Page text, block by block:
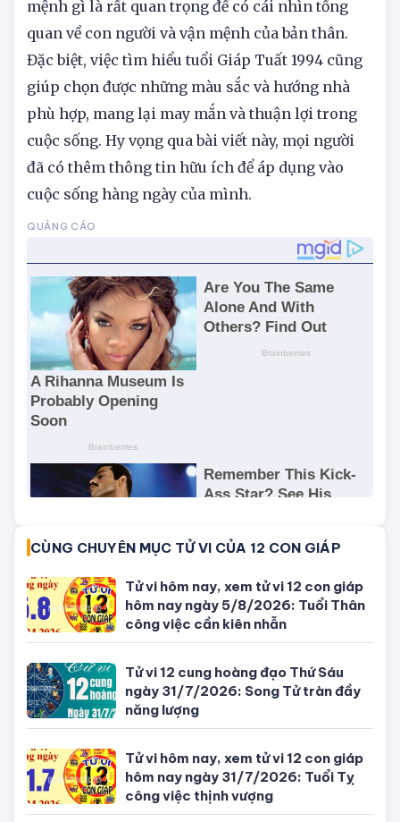
Như vậy, việc hiểu rõ về năm sinh 1994 thuộc
mệnh gì là rất quan trọng để có cái nhìn tổng
quan về con người và vận mệnh của bản thân.
Đặc biệt, việc tìm hiểu tuổi Giáp Tuất 1994 cũng
giúp chọn được những màu sắc và hướng nhà
phù hợp, mang lại may mắn và thuận lợi trong
cuộc sống. Hy vọng qua bài viết này, mọi người
đã có thêm thông tin hữu ích để áp dụng vào
cuộc sống hàng ngày của mình.